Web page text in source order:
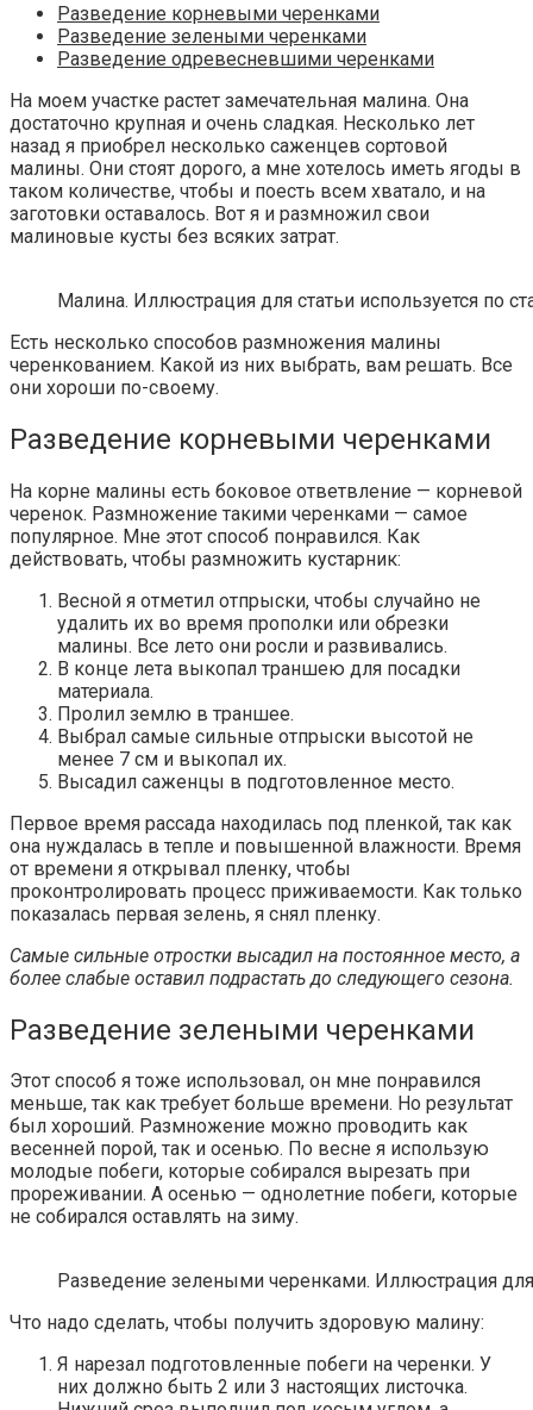
Разведение корневыми черенками
Разведение зелеными черенками
Разведение одревесневшими черенками
На моем участке растет замечательная малина. Она
достаточно крупная и очень сладкая. Несколько лет
назад я приобрел несколько саженцев сортовой
малины. Они стоят дорого, а мне хотелось иметь ягоды в
таком количестве, чтобы и поесть всем хватало, и на
заготовки оставалось. Вот я и размножил свои
малиновые кусты без всяких затрат.
Малина. Иллюстрация для статьи используется по
Есть несколько способов размножения малины
черенкованием. Какой из них выбрать, вам решать. Все
они хороши по-своему.
Разведение корневыми черенками
На корне малины есть боковое ответвление — корневой
черенок. Размножение такими черенками — самое
популярное. Мне этот способ понравился. Как
действовать, чтобы размножить кустарник:
Весной я отметил отпрыски, чтобы случайно не
удалить их во время прополки или обрезки
малины. Все лето они росли и развивались.
В конце лета выкопал траншею для посадки
материала.
Пролил землю в траншее.
Выбрал самые сильные отпрыски высотой не
менее 7 см и выкопал их.
Высадил саженцы в подготовленное место.
Первое время рассада находилась под пленкой, так как
она нуждалась в тепле и повышенной влажности. Время
от времени я открывал пленку, чтобы
проконтролировать процесс приживаемости. Как только
показалась первая зелень, я снял пленку.
Самые сильные отростки высадил на постоянное место, а
более слабые оставил подрастать до следующего сезона.
Разведение зелеными черенками
Этот способ я тоже использовал, он мне понравился
меньше, так как требует больше времени. Но результат
был хороший. Размножение можно проводить как
весенней порой, так и осенью. По весне я использую
молодые побеги, которые собирался вырезать при
прореживании. А осенью — однолетние побеги, которые
не собирался оставлять на зиму.
Разведение зелеными черенками. Иллюстрация для
Что надо сделать, чтобы получить здоровую малину:
Я нарезал подготовленные побеги на черенки. У
них должно быть 2 или 3 настоящих листочка.